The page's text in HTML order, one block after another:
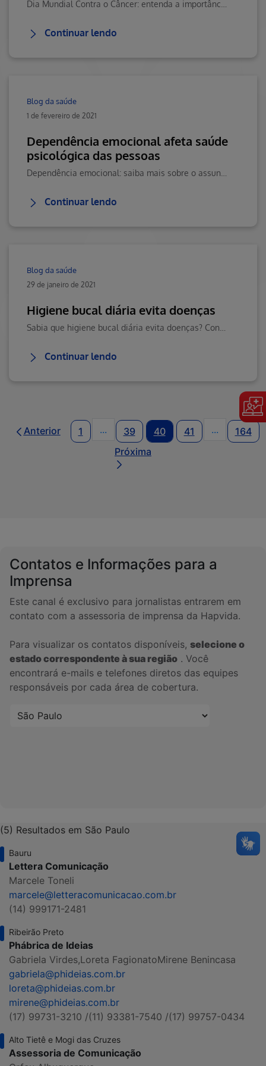
Continuar lendo
Blog da saúde
1 de fevereiro de 2021
Dependência emocional afeta saúde
psicológica das pessoas
Continuar lendo
Blog da saúde
29 de janeiro de 2021
Higiene bucal diária evita doenças
Continuar lendo
Anterior 1 ...Páginas intermediárias Usar ABA
39 40 41 ...Páginas
164
Próxima
Contatos e Informações para a
Imprensa
Este canal é exclusivo para jornalistas entrarem em
contato com a assessoria de imprensa da Hapvida.
Para visualizar os contatos disponíveis, selecione o
estado correspondente à sua região . Você
encontrará e-mails e telefones diretos das equipes
responsáveis por cada área de cobertura.
(5) Resultados em São Paulo
Bauru
Lettera Comunicação
Marcele Toneli
marcele@letteracomunicacao.com.br
(14) 999171-2481
Ribeirão Preto
Phábrica de Ideias
Gabriela Virdes,Loreta FagionatoMirene Benincasa
gabriela@phideias.com.br
loreta@phideias.com.br
mirene@phideias.com.br
(17) 99731-3210 /(11) 93381-7540 /(17) 99757-0434
Alto Tietê e Mogi das Cruzes
Assessoria de Comunicação